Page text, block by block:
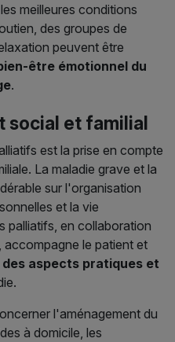
meilleures conditions
des groupes de
peuvent être
être émotionnel du
.
social et familial
est la prise en compte
La maladie grave et la
sur l'organisation
et la vie
palliatifs, en collaboration
le patient et
aspects pratiques et
l'aménagement du
à domicile, les